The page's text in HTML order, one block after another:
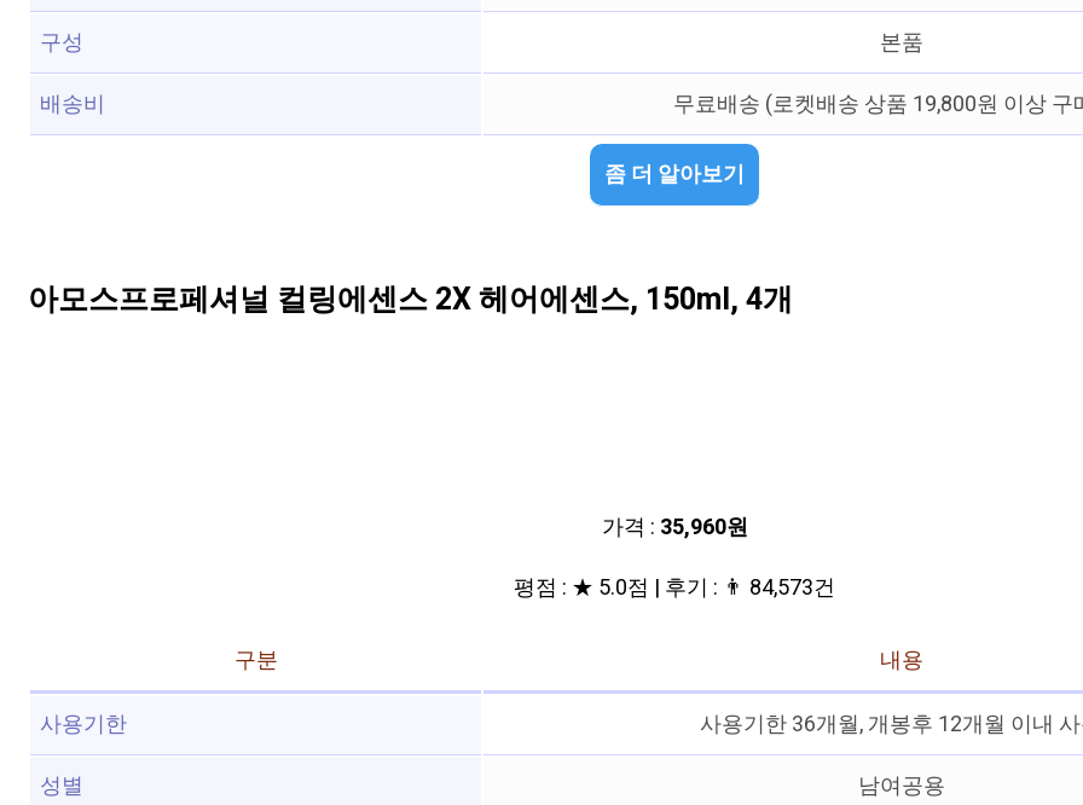
구성
본품
배송비
무료배송 (로켓배송 상품 19,800원 이상 구
좀 더 알아보기
아모스프로페셔널 컬링에센스 2X 헤어에센스, 150ml, 4개
가격 : 35,960원
평점 : ★ 5.0점 | 후기 : 👨‍‍ 84,573건
구분
내용
사용기한
사용기한 36개월, 개봉후 12개월 이내
성별
남여공용